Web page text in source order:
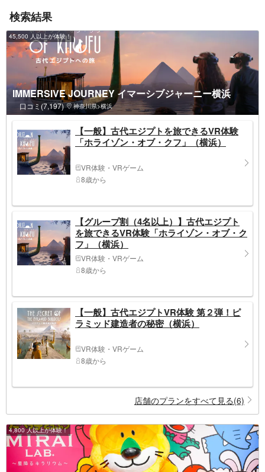
検索結果
45,500 人以上が体験！
IMMERSIVE JOURNEY イマーシブジャーニー横浜
口コミ(7,197) 神奈川県>横浜
【一般】古代エジプトを旅できるVR体験
「ホライゾン・オブ・クフ」（横浜）
VR体験・VRゲーム
8歳から
【グループ割（4名以上）】古代エジプト
を旅できるVR体験「ホライゾン・オブ・ク
フ」（横浜）
VR体験・VRゲーム
8歳から
【一般】古代エジプトVR体験 第２弾！ピ
ラミッド建造者の秘密（横浜）
VR体験・VRゲーム
8歳から
店舗のプランをすべて見る(6)
4,800 人以上が体験！